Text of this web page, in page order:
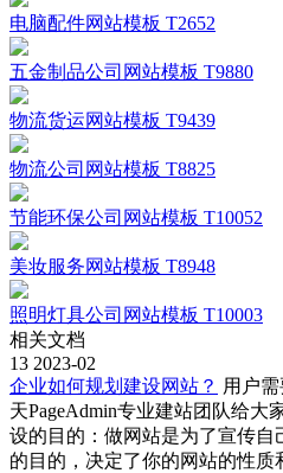
电脑配件网站模板 T2652
五金制品公司网站模板 T9880
物流货运网站模板 T9439
物流公司网站模板 T8825
节能环保公司网站模板 T10052
美妆服务网站模板 T8948
照明灯具公司网站模板 T10003
相关文档
13 2023-02
企业如何规划建设网站？ 用户
天PageAdmin专业建站团队给大
设的目的：做网站是为了宣传自
的目的，决定了你的网站的性质